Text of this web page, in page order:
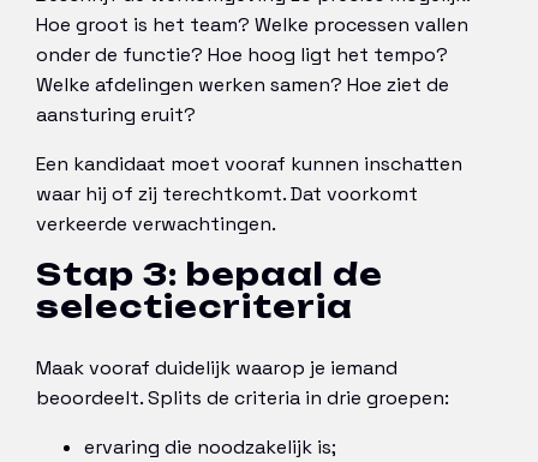
Hoe groot is het team? Welke processen vallen
onder de functie? Hoe hoog ligt het tempo?
Welke afdelingen werken samen? Hoe ziet de
aansturing eruit?
Een kandidaat moet vooraf kunnen inschatten
waar hij of zij terechtkomt. Dat voorkomt
verkeerde verwachtingen.
Stap 3: bepaal de
selectiecriteria
Maak vooraf duidelijk waarop je iemand
beoordeelt. Splits de criteria in drie groepen:
ervaring die noodzakelijk is;